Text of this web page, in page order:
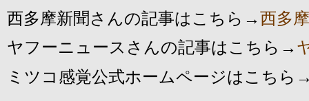
西多摩新聞さんの記事はこちら→西多
ヤフーニュースさんの記事はこちら→
ミツコ感覚公式ホームページはこちら